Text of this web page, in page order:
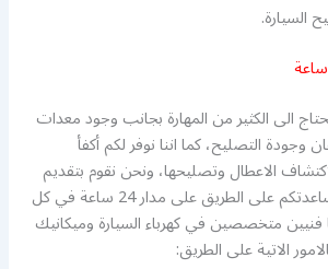
السيارة.
الى الكثير من المهارة بجانب وجود معدات
التصليح، كما اننا نوفر لكم أكفأ
الاعطال وتصليحها، ونحن نقوم بتقديم
خدمة بنشر متنقل لمساعدتكم على الطريق على مدار 24 ساعة في كل
فنيين متخصصين في كهرباء السيارة وميكانيك
الاتية على الطريق: